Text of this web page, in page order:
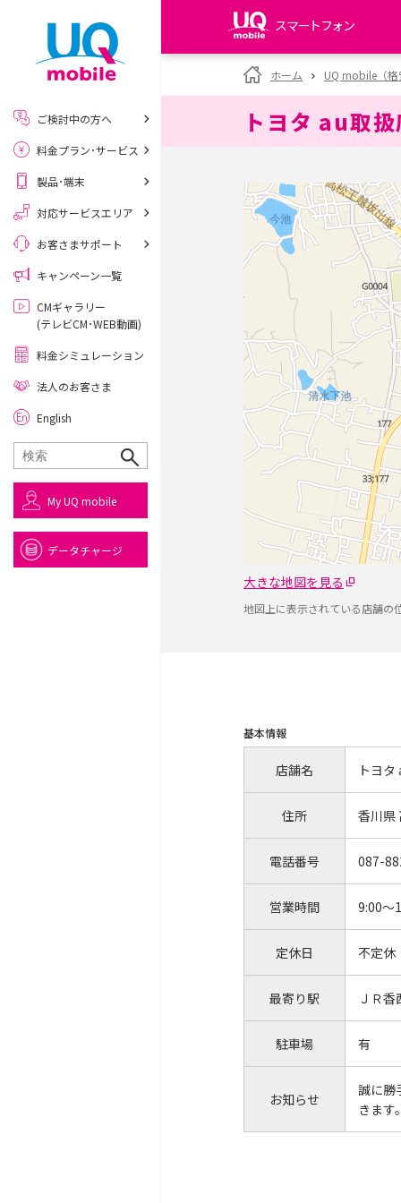
スマートフォン
my UQ WiMAX
UQ WiMAX ご契約の方
My UQ mobile
UQ mobile
データチャージサイト
ホーム UQ mobile（
トヨタ au取
大きな地図を見る
地図上に表示されている店舗の
基本情報
店舗名 トヨ
住所 香川県
電話番号 087-
営業時間 9:00～
定休日 不定休
最寄り駅 ＪＲ香
駐車場 有
お知らせ
誠に勝
きま
ご検討中の方へ
料金プラン･サービス
製品･端末
対応サービスエリア
お客さまサポート
キャンペーン一覧
CMギャラリー
(テレビCM･WEB動画)
料金シミュレーション
法人のお客さま
English
My UQ mobile
データチャージ